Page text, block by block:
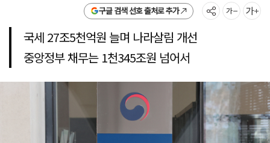
구글 검색 선호 출처로 추가
국세 27조5천억원 늘며 나라살림 개선
중앙정부 채무는 1천345조원 넘어서